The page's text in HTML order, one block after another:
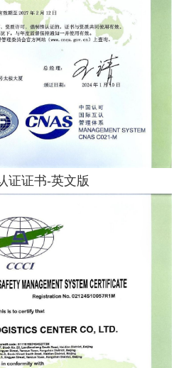
证证书-英文版